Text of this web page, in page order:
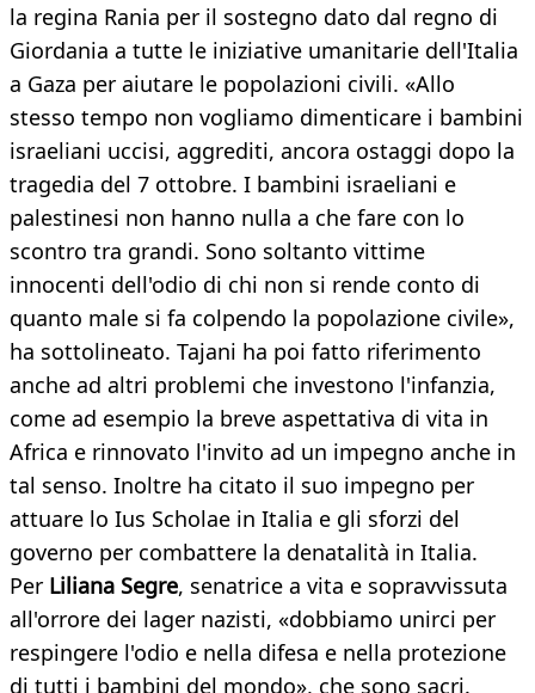
la regina Rania per il sostegno dato dal regno di
Giordania a tutte le iniziative umanitarie dell'Italia
a Gaza per aiutare le popolazioni civili. «Allo
stesso tempo non vogliamo dimenticare i bambini
israeliani uccisi, aggrediti, ancora ostaggi dopo la
tragedia del 7 ottobre. I bambini israeliani e
palestinesi non hanno nulla a che fare con lo
scontro tra grandi. Sono soltanto vittime
innocenti dell'odio di chi non si rende conto di
quanto male si fa colpendo la popolazione civile»,
ha sottolineato. Tajani ha poi fatto riferimento
anche ad altri problemi che investono l'infanzia,
come ad esempio la breve aspettativa di vita in
Africa e rinnovato l'invito ad un impegno anche in
tal senso. Inoltre ha citato il suo impegno per
attuare lo Ius Scholae in Italia e gli sforzi del
governo per combattere la denatalità in Italia.
Per Liliana Segre, senatrice a vita e sopravvissuta
all'orrore dei lager nazisti, «dobbiamo unirci per
respingere l'odio e nella difesa e nella protezione
di tutti i bambini del mondo», che sono sacri.